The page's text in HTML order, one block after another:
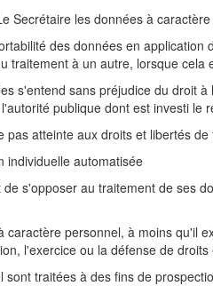
Secrétaire les données à
des données en
traitement à un autre, lorsque cela
s'entend sans préjudice du droit
publique dont est investi le
atteinte aux droits et libertés de
individuelle automatisée
de s'opposer au traitement de
personnel, à moins qu'il
l'exercice ou la défense de droits
traitées à des fins de